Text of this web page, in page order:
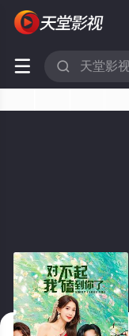
 